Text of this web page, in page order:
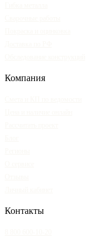
Компания
Контакты